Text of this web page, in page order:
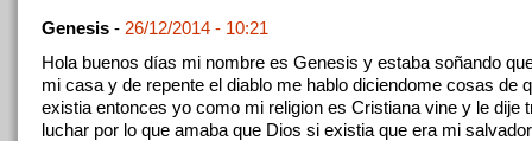
Genesis - 26/12/2014 - 10:21
Hola buenos días mi nombre es Genesis y estaba soñando
mi casa y de repente el diablo me hablo diciendome cosas de
existia entonces yo como mi religion es Cristiana vine y le dije
luchar por lo que amaba que Dios si existia que era mi